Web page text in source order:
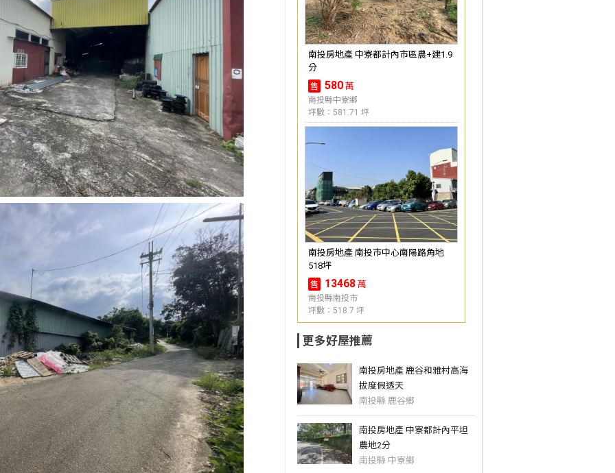
南投房地產 中寮都計內市區農+建1.9
分
售 580 萬
南投縣中寮鄉
坪數：581.71 坪
南投房地產 南投市中心南陽路角地
518坪
售 13468 萬
南投縣南投市
坪數：518.7 坪
更多好屋推薦
南投房地產 鹿谷和雅村高海
拔度假透天
南投縣 鹿谷鄉
南投房地產 中寮都計內平坦
農地2分
南投縣 中寮鄉